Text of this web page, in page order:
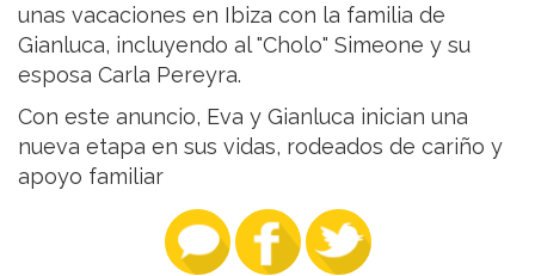
unas vacaciones en Ibiza con la familia de
Gianluca, incluyendo al "Cholo" Simeone y su
esposa Carla Pereyra.
Con este anuncio, Eva y Gianluca inician una
nueva etapa en sus vidas, rodeados de cariño y
apoyo familiar